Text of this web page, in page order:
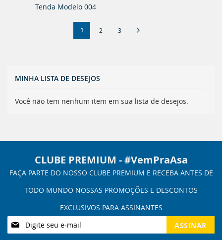
Tenda Modelo 004
Você
a
1 Página
2 Página
3
MINHA LISTA DE DESEJOS
Você não tem nenhum item em sua lista de desejos.
CLUBE PREMIUM - #VemPraAsa
Inscreva-
se
ASSINAR